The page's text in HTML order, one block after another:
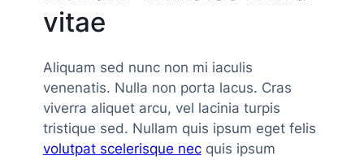
vitae
Aliquam sed nunc non mi iaculis
venenatis. Nulla non porta lacus. Cras
viverra aliquet arcu, vel lacinia turpis
tristique sed. Nullam quis ipsum eget felis
volutpat scelerisque necquis ipsum